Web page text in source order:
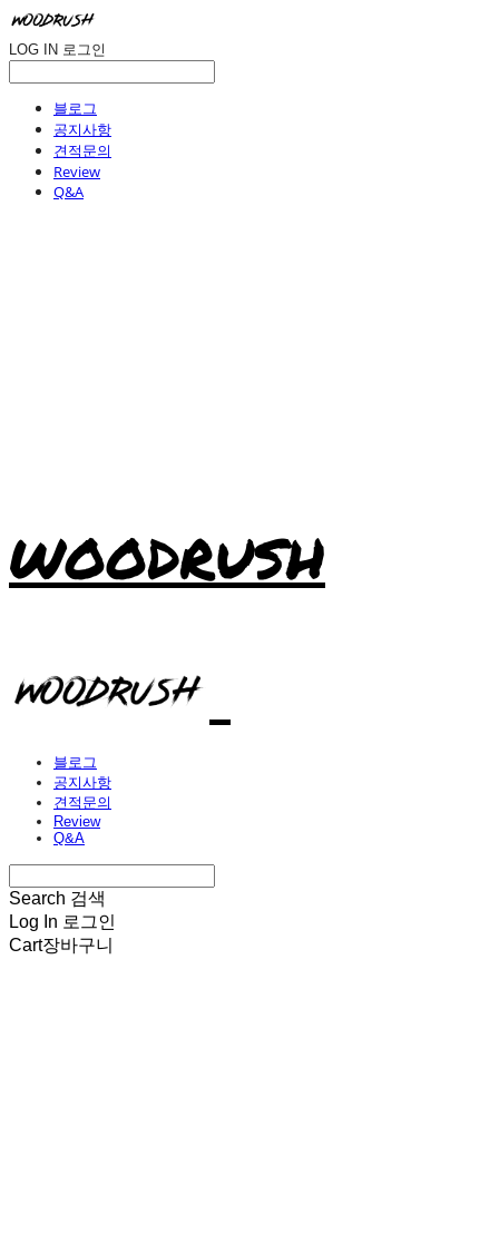
LOG IN 로그인
블로그
공지사항
견적문의
Review
Q&A
WOODRUSH
블로그
공지사항
견적문의
Review
Q&A
Search 검색
Log In 로그인
Cart장바구니